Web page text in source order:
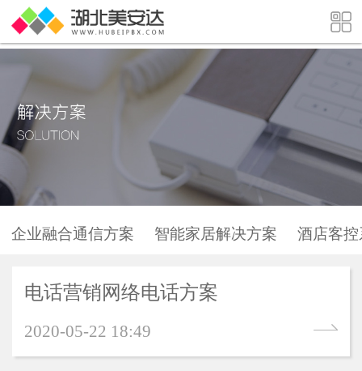
企业融合通信方案 智能家居解决方案 酒店客
电话营销网络电话方案
2020-05-22 18:49